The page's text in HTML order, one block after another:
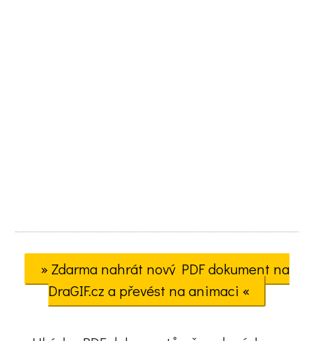
» Zdarma nahrát nový PDF dokument na
DraGIF.cz a převést na animaci «